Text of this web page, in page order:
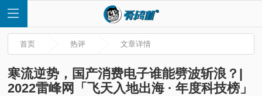
首页 热评 文章详情
寒流逆势，国产消费电子谁能劈波斩浪？|
2022雷峰网「飞天入地出海 · 年度科技榜」